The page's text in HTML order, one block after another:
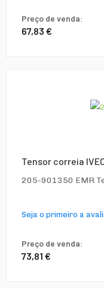
Preço de venda:
67,83 €
Tensor correia
205-901350 EMR
Seja o primeiro a
Preço de venda:
73,81 €